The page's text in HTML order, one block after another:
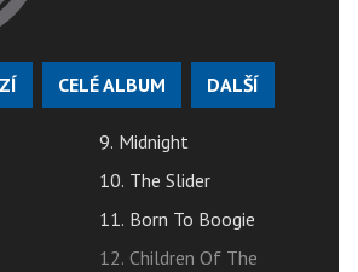
CELÉ ALBUM DALŠÍ
9. Midnight
10. The Slider
11. Born To Boogie
12. Children Of The